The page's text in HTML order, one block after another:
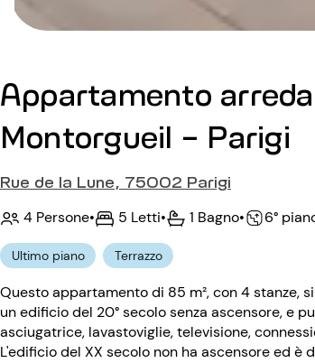
Appartamento
Montorgueil - Parigi
Rue de la Lune, 75002 Parigi
4 Persone• 5 Letti• 1 Bagno• 6°
Ultimo piano Terrazzo
Questo appartamento di 85 m², con 4 stanze,
un edificio del 20° secolo senza ascensore, e
asciugatrice, lavastoviglie, televisione,
L'edificio del XX secolo non ha ascensore ed è